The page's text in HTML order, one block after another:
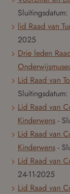
Sluitingsdatum:
lid Raad van
2025
Drie leden
Lid Raad van
Sluitingsdatum:
Lid Raad van
Kinderwens -
Lid Raad van
Kinderwens -
Lid Raad van
24-11-2025
Lid Raad van